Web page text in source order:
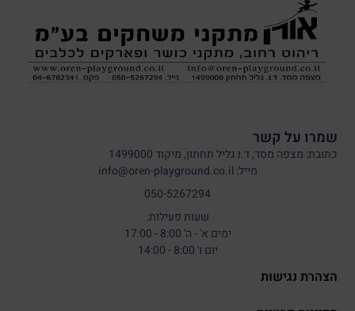
שמרו על קשר
כתובת: מצפה מסד, ד.נ גליל תחתון, מיקוד 1499000
מייל: info@oren-playground.co.il
050-5267294
שעות פעילות:
ימים א' - ה' 8:00 - 17:00
יום ו' 8:00 - 14:00
הצהרת נגישות